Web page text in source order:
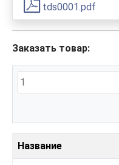
tds0001.pdf
Заказать товар:
Название